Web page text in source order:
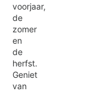
voorjaar,
de
zomer
en
de
herfst.
Geniet
van